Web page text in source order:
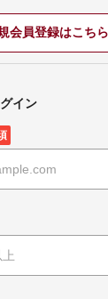
会員登録はこちら
イン